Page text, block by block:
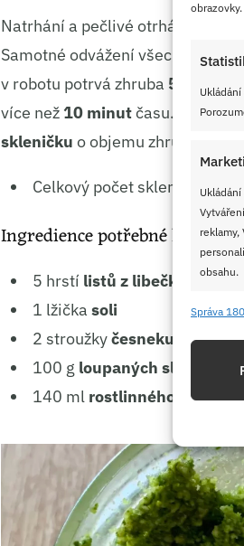
obrazovky.
obsahu.
Správa
Natrhání a pečlivé otrhání lístků
Samotné odvážení všech
v robotu potrvá zhruba 5 minut.
více než 10 minutčasu. Z tohoto
skleničku o objemu zhruba dvě
Celkový počet skleniček:1
Ingredience potřebné k
5 hrstí listů z libečku
1 lžička soli
2 stroužkyčesneku
100 g loupaných
140 ml rostlinného oleje